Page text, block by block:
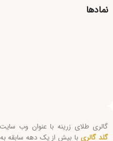
نمادها
گالری طلای زرینه با عنوان وب سایت
گلد گالری با بیش از یک دهه سابقه